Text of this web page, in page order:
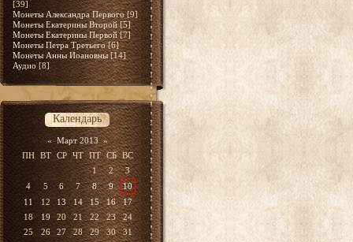
[39]
Монеты Александра Первого [9]
Монеты Екатерины Второй [5]
Монеты Екатерины Первой [7]
Монеты Петра Третьего [6]
Монеты Анны Иоановны [14]
Аудио [8]
Календарь
« Март 2013 »
ПН ВТ СР ЧТ ПТ СБ ВС
1
2
3
4
5 6 7 8 9
10
11
12 13 14 15 16
17
18
19 20 21 22 23
24
25
26 27 28 29 30 31